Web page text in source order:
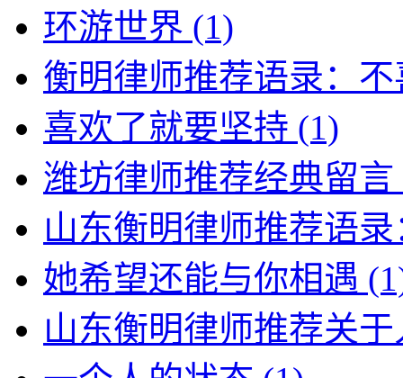
环游世界 (1)
衡明律师推荐语录：
喜欢了就要坚持 (1)
潍坊律师推荐经典留言
山东衡明律师推荐语
她希望还能与你相遇
山东衡明律师推荐关